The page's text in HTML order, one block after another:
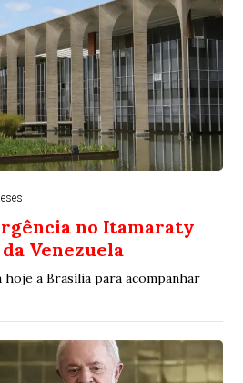
no Itamaraty
Venezuela
a Brasília para acompanhar